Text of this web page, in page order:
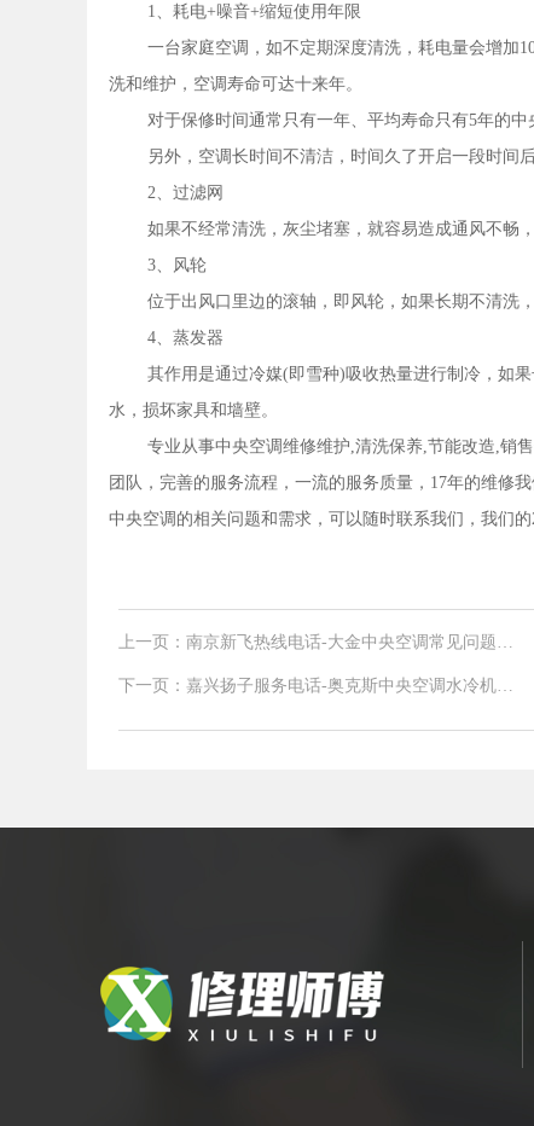
1、耗电+噪音+缩短使用年限
一台家庭空调，如不定期深度清洗，耗电量会增加
洗和维护，空调寿命可达十来年。
对于保修时间通常只有一年、平均寿命只有5年的
另外，空调长时间不清洁，时间久了开启一段时间
2、过滤网
如果不经常清洗，灰尘堵塞，就容易造成通风不畅
3、风轮
位于出风口里边的滚轴，即风轮，如果长期不清洗
4、蒸发器
其作用是通过冷媒(即雪种)吸收热量进行制冷，如
水，损坏家具和墙壁。
专业从事中央空调维修维护,清洗保养,节能改造,销
团队，完善的服务流程，一流的服务质量，17年的维修
中央空调的相关问题和需求，可以随时联系我们，我们的
上一页：南京新飞热线电话-大金中央空调常见问题：
下一页：嘉兴扬子服务电话-奥克斯中央空调水冷机组